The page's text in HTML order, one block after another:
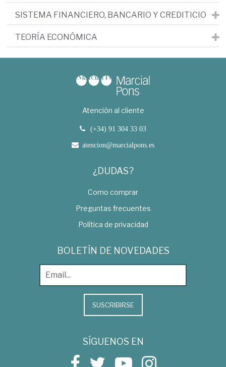
SISTEMA FINANCIERO, BANCARIO Y CREDITICIO
TEORÍA ECONÓMICA
Atención al cliente
(+34) 91 304 33 03
atencion@marcialpons.es
¿DUDAS?
Como comprar
Preguntas frecuentes
Política de privacidad
BOLETÍN DE NOVEDADES
SUSCRIBIRSE
SÍGUENOS EN